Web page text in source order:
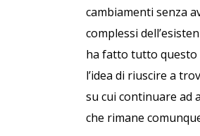
cambiamenti senza
complessi
ha fatto tutto questo
l’idea di riuscire a
su cui continuare ad
che rimane